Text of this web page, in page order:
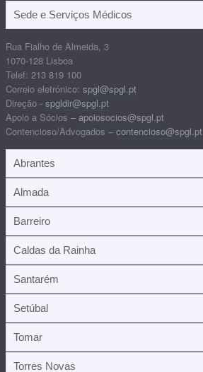
Sede e Serviços Médicos
Rua Fialho de Almeida, 3
1070-128 Lisboa
Telef: 213 819 100
Correio eletrónico: spgl@spgl.pt
Direção - spgldir@spgl.pt
Apoio a Sócios – apoiosocios@spgl.pt
Contencioso/Advogados – contencioso@spgl.pt
Abrantes
Almada
Barreiro
Caldas da Rainha
Santarém
Setúbal
Tomar
Torres Novas